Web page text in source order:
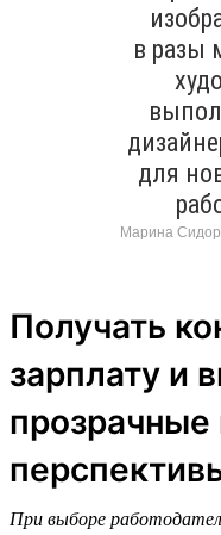
в разы
для
Марина
Получать
зарплату и
При выборе